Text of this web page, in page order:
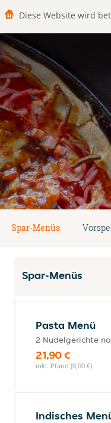
Diese Website wird
Spar-Menüs
Spar-Menüs
Pasta Menü
2 Nudelgerichte
21,90 €
inkl. Pfand (0,00 €)
Indisches